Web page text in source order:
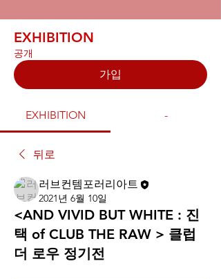
EXHIBITION
공개
가입
EXHIBITION -
뒤로
러브컨템포러리아트
2021년 6월 10일
<AND VIVID BUT WHITE : 진
택 of CLUB THE RAW > 클럽
더 로우 정기전